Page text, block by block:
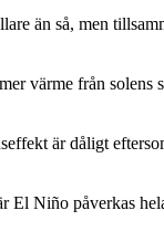
än så, men
värme från
är dåligt
Niño påverkas